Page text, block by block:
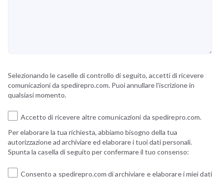
Selezionando le caselle di controllo di seguito, accetti di ricevere
comunicazioni da spedirepro.com. Puoi annullare l'iscrizione in
qualsiasi momento.
Accetto di ricevere altre comunicazioni da spedirepro.com.
Per elaborare la tua richiesta, abbiamo bisogno della tua
autorizzazione ad archiviare ed elaborare i tuoi dati personali.
Spunta la casella di seguito per confermare il tuo consenso:
Consento a spedirepro.com di archiviare e elaborare i miei dati